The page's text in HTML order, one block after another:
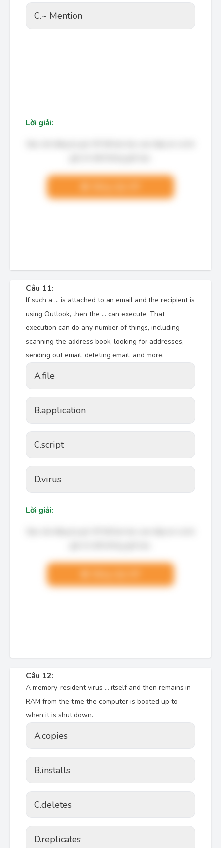
C.~ Mention
Lời giải:
Câu 11:
If such a … is attached to an email and the recipient is
using Outlook, then the … can execute. That
execution can do any number of things, including
scanning the address book, looking for addresses,
sending out email, deleting email, and more.
A.file
B.application
C.script
D.virus
Lời giải:
Câu 12:
A memory-resident virus … itself and then remains in
RAM from the time the computer is booted up to
when it is shut down.
A.copies
B.installs
C.deletes
D.replicates